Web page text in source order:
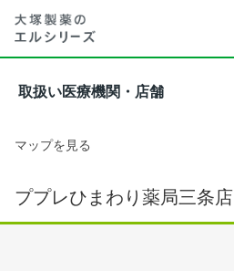
取扱い医療機関・店舗
マップを見る
ププレひまわり薬局三条店